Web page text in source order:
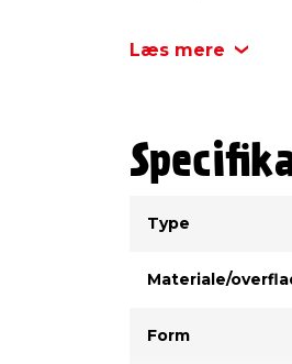
Læs mere
Type
Materiale/
Form